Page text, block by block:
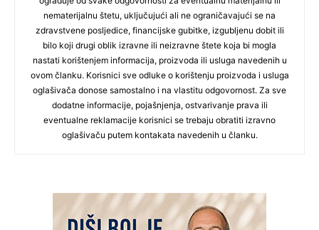
nematerijalnu štetu, uključujući ali ne ograničavajući se na
zdravstvene posljedice, financijske gubitke, izgubljenu dobit ili
bilo koji drugi oblik izravne ili neizravne štete koja bi mogla
nastati korištenjem informacija, proizvoda ili usluga navedenih u
ovom članku. Korisnici sve odluke o korištenju proizvoda i usluga
oglašivača donose samostalno i na vlastitu odgovornost. Za sve
dodatne informacije, pojašnjenja, ostvarivanje prava ili
eventualne reklamacije korisnici se trebaju obratiti izravno
oglašivaču putem kontakata navedenih u članku.